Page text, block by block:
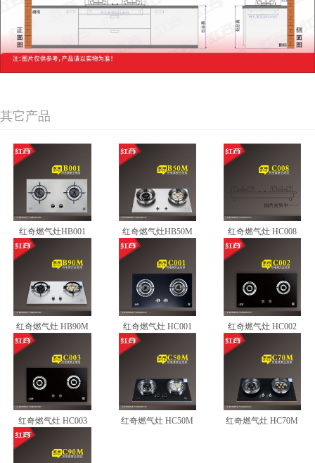
其它产品
红奇燃气灶HB001 红奇燃气灶HB50M 红奇燃气灶 HC008
红奇燃气灶 HB90M 红奇燃气灶 HC001 红奇燃气灶 HC002
红奇燃气灶 HC003 红奇燃气灶 HC50M 红奇燃气灶 HC70M